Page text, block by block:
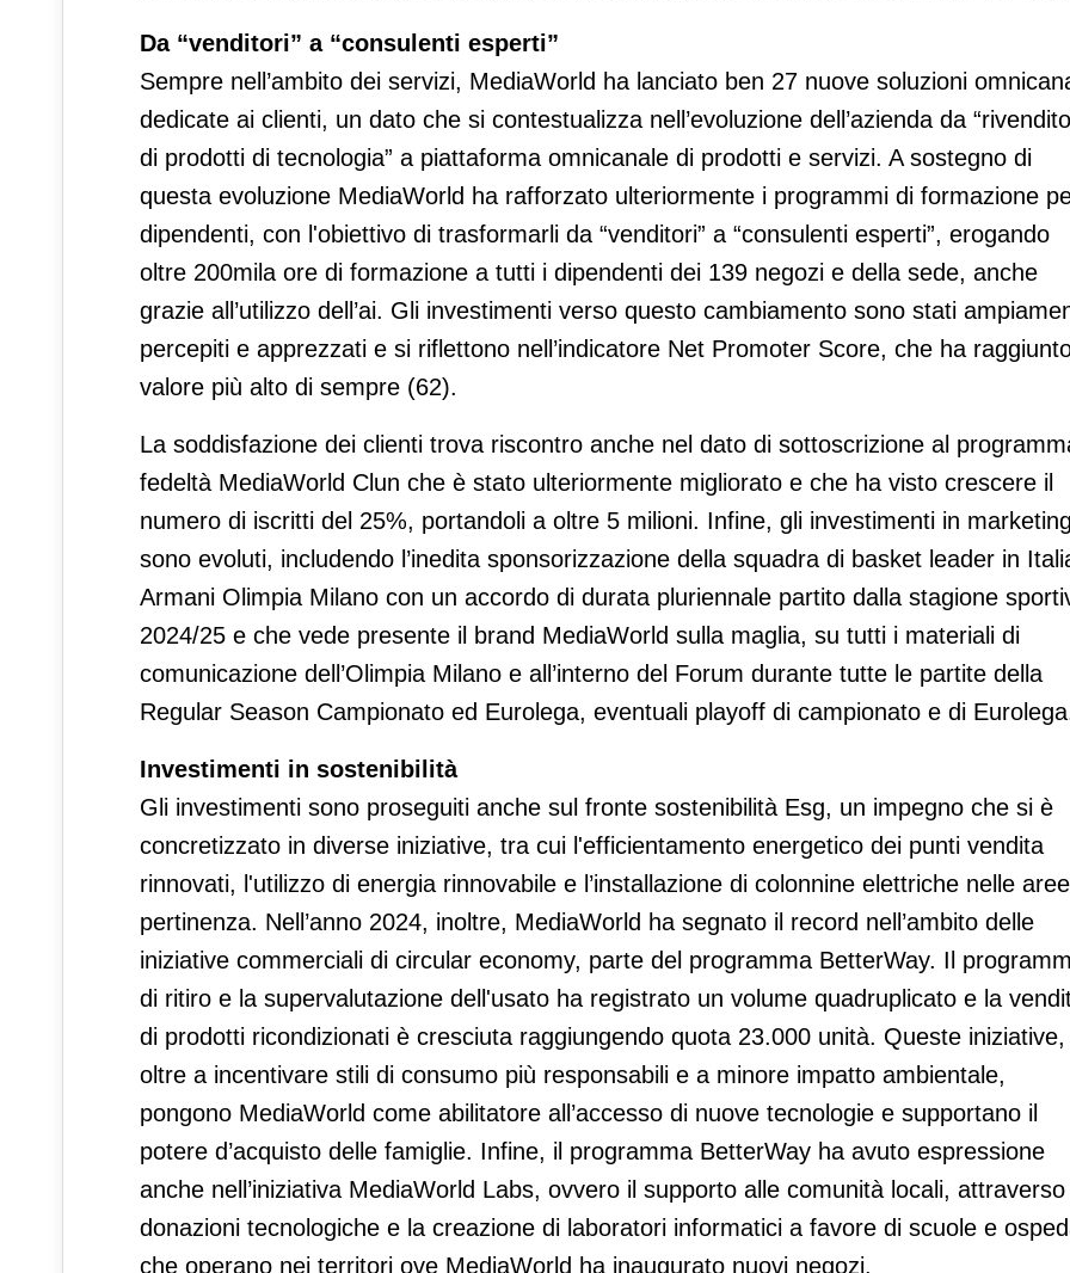
Da “venditori” a “consulenti esperti”
Sempre nell’ambito dei servizi, MediaWorld ha lanciato ben 27 nuove soluzioni
dedicate ai clienti, un dato che si contestualizza nell’evoluzione dell’azienda da
di prodotti di tecnologia” a piattaforma omnicanale di prodotti e servizi. A sostegno di
questa evoluzione MediaWorld ha rafforzato ulteriormente i programmi di formazione
dipendenti, con l'obiettivo di trasformarli da “venditori” a “consulenti esperti”, erogando
oltre 200mila ore di formazione a tutti i dipendenti dei 139 negozi e della sede, anche
grazie all’utilizzo dell’ai. Gli investimenti verso questo cambiamento sono stati
percepiti e apprezzati e si riflettono nell’indicatore Net Promoter Score, che ha
valore più alto di sempre (62).
La soddisfazione dei clienti trova riscontro anche nel dato di sottoscrizione al
fedeltà MediaWorld Clun che è stato ulteriormente migliorato e che ha visto crescere il
numero di iscritti del 25%, portandoli a oltre 5 milioni. Infine, gli investimenti in
sono evoluti, includendo l’inedita sponsorizzazione della squadra di basket leader in
Armani Olimpia Milano con un accordo di durata pluriennale partito dalla stagione
2024/25 e che vede presente il brand MediaWorld sulla maglia, su tutti i materiali di
comunicazione dell’Olimpia Milano e all’interno del Forum durante tutte le partite della
Regular Season Campionato ed Eurolega, eventuali playoff di campionato e di
Investimenti in sostenibilità
Gli investimenti sono proseguiti anche sul fronte sostenibilità Esg, un impegno che si è
concretizzato in diverse iniziative, tra cui l'efficientamento energetico dei punti vendita
rinnovati, l'utilizzo di energia rinnovabile e l’installazione di colonnine elettriche nelle
pertinenza. Nell’anno 2024, inoltre, MediaWorld ha segnato il record nell’ambito delle
iniziative commerciali di circular economy, parte del programma BetterWay. Il
di ritiro e la supervalutazione dell'usato ha registrato un volume quadruplicato e la
di prodotti ricondizionati è cresciuta raggiungendo quota 23.000 unità. Queste iniziative,
oltre a incentivare stili di consumo più responsabili e a minore impatto ambientale,
pongono MediaWorld come abilitatore all’accesso di nuove tecnologie e supportano il
potere d’acquisto delle famiglie. Infine, il programma BetterWay ha avuto espressione
anche nell’iniziativa MediaWorld Labs, ovvero il supporto alle comunità locali, attraverso
donazioni tecnologiche e la creazione di laboratori informatici a favore di scuole e
che operano nei territori ove MediaWorld ha inaugurato nuovi negozi.